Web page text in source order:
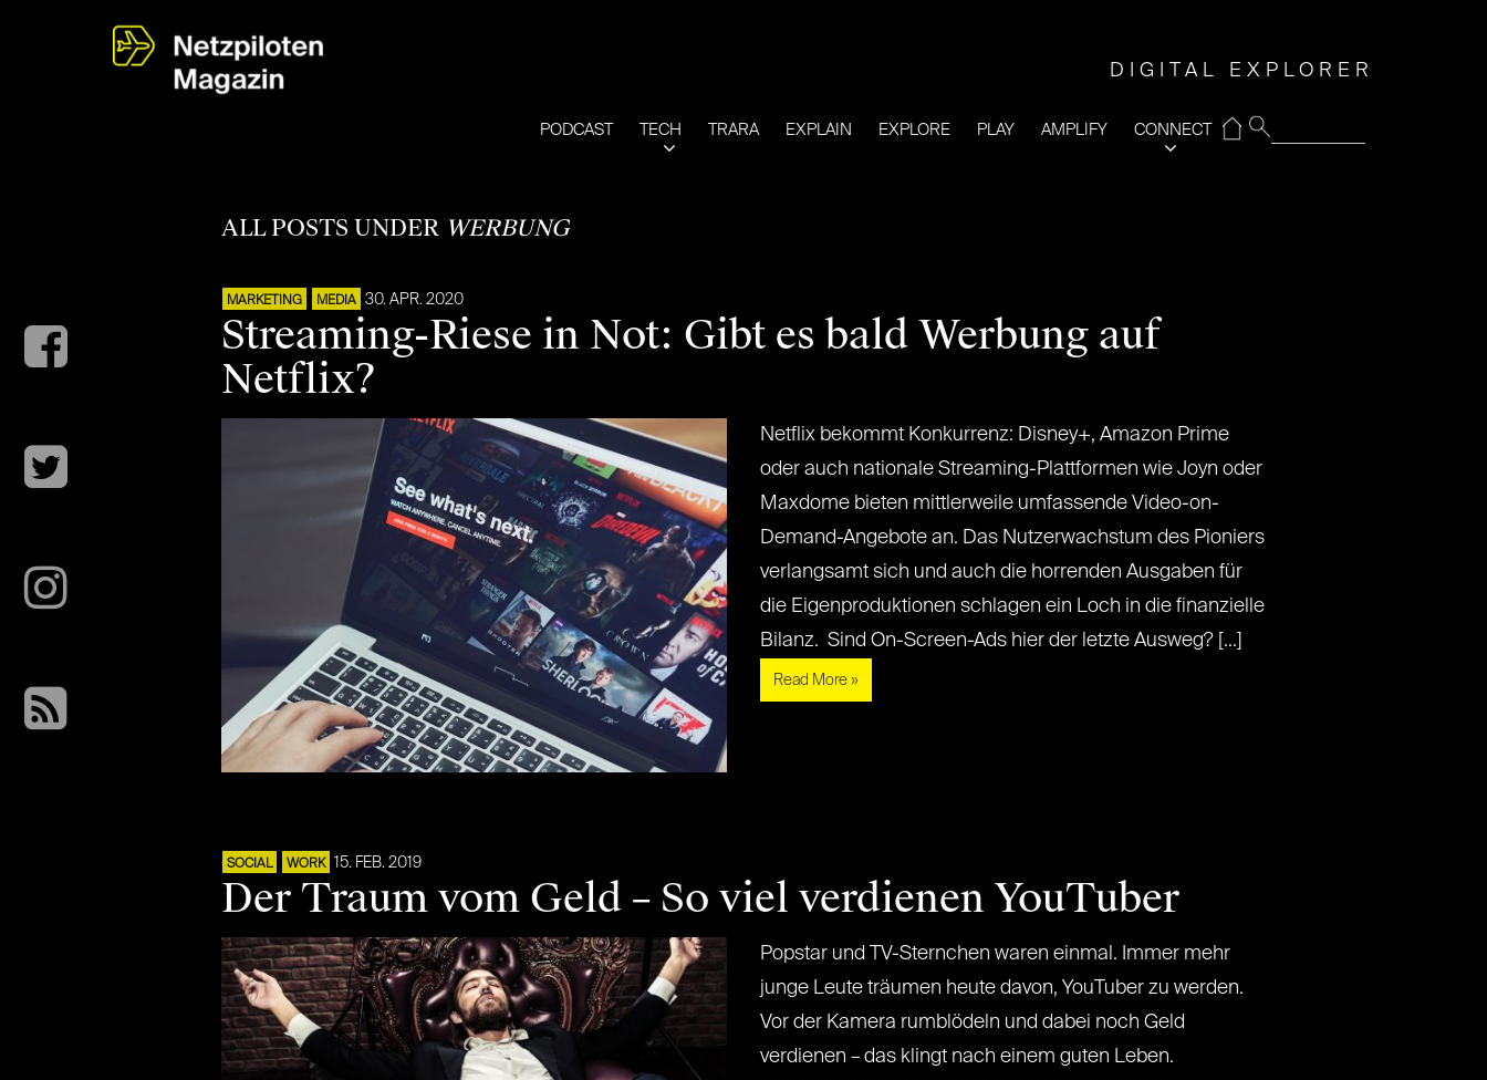
DIGITAL EXPLORER
PODCAST TECH TRARA EXPLAIN EXPLORE PLAY AMPLIFY CONNECT
⌂
ALL POSTS UNDER WERBUNG
MARKETING MEDIA 30. APR. 2020
Streaming-Riese in Not: Gibt es bald Werbung auf
Netflix?
Netflix bekommt Konkurrenz: Disney+, Amazon Prime
oder auch nationale Streaming-Plattformen wie Joyn oder
Maxdome bieten mittlerweile umfassende Video-on-
Demand-Angebote an. Das Nutzerwachstum des Pioniers
verlangsamt sich und auch die horrenden Ausgaben für
die Eigenproduktionen schlagen ein Loch in die finanzielle
Bilanz. Sind On-Screen-Ads hier der letzte Ausweg? [...]
Read More »
SOCIAL WORK 15. FEB. 2019
Der Traum vom Geld – So viel verdienen YouTuber
Popstar und TV-Sternchen waren einmal. Immer mehr
junge Leute träumen heute davon, YouTuber zu werden.
Vor der Kamera rumblödeln und dabei noch Geld
verdienen – das klingt nach einem guten Leben.